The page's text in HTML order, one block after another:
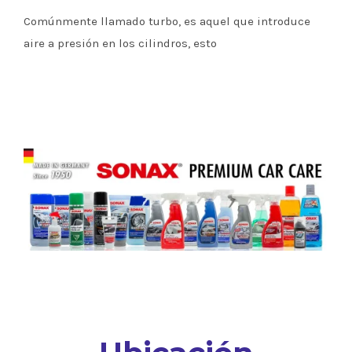
Comúnmente llamado turbo, es aquel que introduce
aire a presión en los cilindros, esto